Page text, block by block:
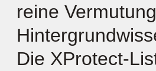
reine
Die XProtect-